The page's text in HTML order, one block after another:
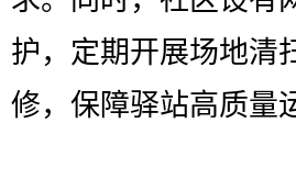
护，定期开展场地清
修，保障驿站高质量